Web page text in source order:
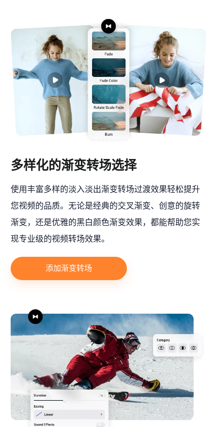
多样化的渐变转场选择
使用丰富多样的淡入淡出渐变转场过渡效果轻松提升
您视频的品质。无论是经典的交叉渐变、创意的旋转
渐变，还是优雅的黑白颜色渐变效果，都能帮助您实
现专业级的视频转场效果。
添加渐变转场